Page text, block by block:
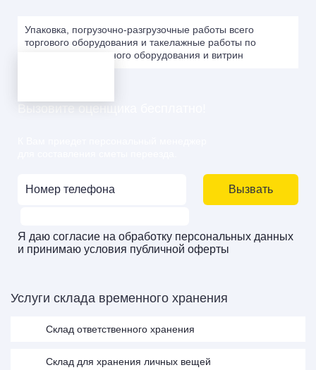
Упаковка, погрузочно-разгрузочные работы всего
торгового оборудования и такелажные работы по
погрузке холодильного оборудования и витрин
Вызовите оценщика бесплатно!
Вызвать
Я даю согласие на обработку персональных данных
и принимаю условия публичной оферты
Услуги склада временного хранения
Cклад ответственного хранения
Cклад для хранения личных вещей